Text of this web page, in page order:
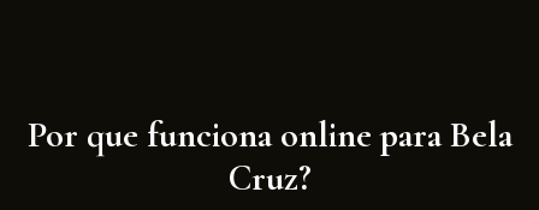
Por que funciona online paraBela
Cruz?